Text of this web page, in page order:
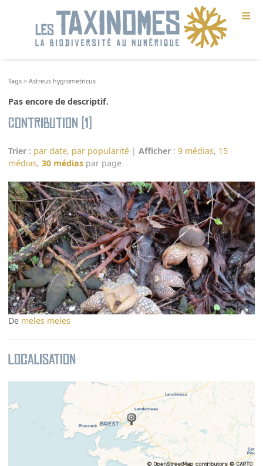
≡
Tags >Astreus hygrometricus
Pas encore de descriptif.
Contribution (1)
Trier : par date, par popularité |Afficher :9 médias, 15
médias,30 médias par page
De meles meles
Localisation